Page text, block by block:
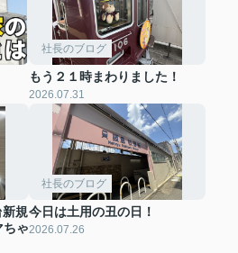
社長のブログ
もう２１時まわりました！
2026.07.31
新規
ちゃ
社長のブログ
今日は土用の丑の日！
2026.07.26